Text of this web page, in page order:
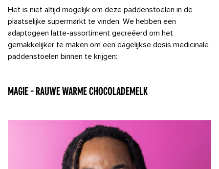
Het is niet altijd mogelijk om deze paddenstoelen in de
plaatselijke supermarkt te vinden. We hebben een
adaptogeen latte-assortiment gecreëerd om het
gemakkelijker te maken om een ​​dagelijkse dosis medicinale
paddenstoelen binnen te krijgen:
Magie - Rauwe warme chocolademelk